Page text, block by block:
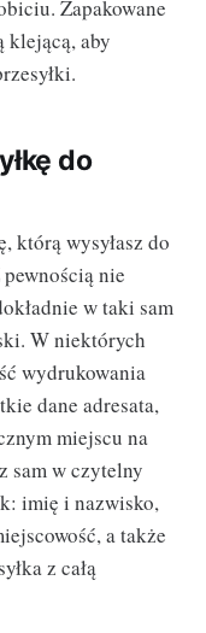
Zapakowane
klejącą, aby
do
którą wysyłasz do
nie
w taki sam
W niektórych
wydrukowania
dane adresata,
miejscu na
sam w czytelny
imię i nazwisko,
a także
z całą